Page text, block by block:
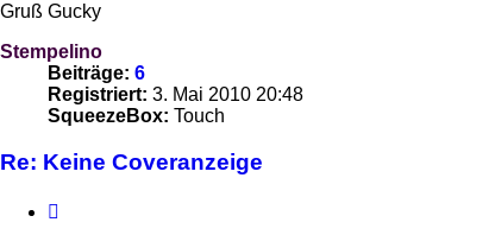
Gruß Gucky
Stempelino
Beiträge: 6
Registriert: 3. Mai 2010 20:48
SqueezeBox: Touch
Re: Keine Coveranzeige